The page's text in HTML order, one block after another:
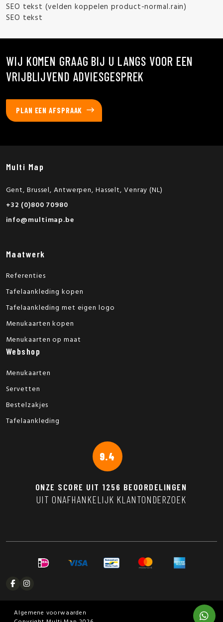
SEO tekst (velden koppelen product-normal.rain)
SEO tekst
WIJ KOMEN GRAAG BIJ U LANGS VOOR EEN
VRIJBLIJVEND ADVIESGESPREK
PLAN EEN AFSPRAAK
Multi Map
Gent, Brussel, Antwerpen, Hasselt, Venray (NL)
+32 (0)800 70980
info@multimap.be
Maatwerk
Referenties
Tafelaankleding kopen
Tafelaankleding met eigen logo
Menukaarten kopen
Menukaarten op maat
Webshop
Menukaarten
Servetten
Bestelzakjes
Tafelaankleding
9.4
ONZE SCORE UIT 1256 BEOORDELINGEN
UIT ONAFHANKELIJK KLANTONDERZOEK
Algemene voorwaarden